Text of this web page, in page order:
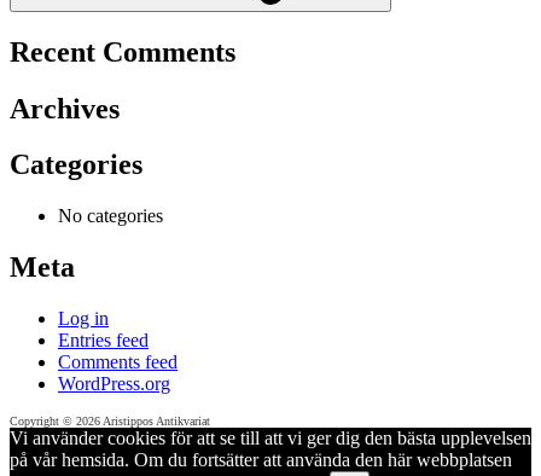
Recent Comments
Archives
Categories
No categories
Meta
Log in
Entries feed
Comments feed
WordPress.org
Copyright © 2026 Aristippos Antikvariat
Vi använder cookies för att se till att vi ger dig den bästa upplevelsen
på vår hemsida. Om du fortsätter att använda den här webbplatsen